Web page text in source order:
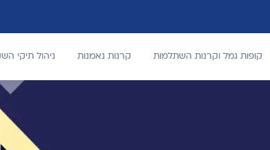
קופות גמל וקרנות השתלמות קרנות נאמנות ניהול תיקי